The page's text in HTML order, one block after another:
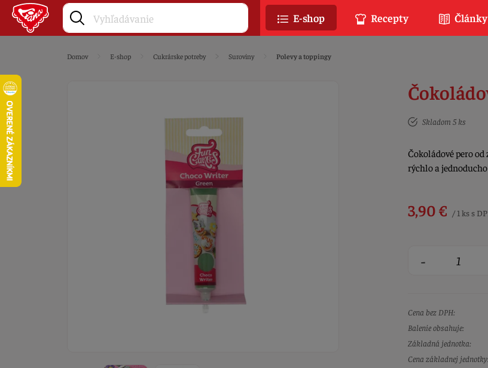
Domov E-shop Cukrárske potreby Suroviny Polevy a toppingy
Skladom 5 ks
Čokoládové pero
rýchlo a
3,90 € / 1 ks s
-
Cena bez DPH:
Balenie obsahuje:
Základná jednotka:
Cena základnej
E-shop Recepty Články